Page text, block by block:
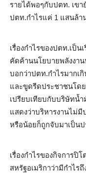
รายได้พอๆกับปตท. เข
ปตท.กำไรแค่ 1 แสนล้า
เรื่องกำไรของปตท.เป็
คัดค้านนโยบายพลังงาน
บอกว่าปตท.กำไรมากเ
และขูดรีดประชาชนโด
เปรียบเทียบกับบริษัทน้
แสดงว่าบริหารงานไม่
หรือน้อยก็ถูกจับมาเป็น
เรื่องกำไรของกิจการปิ
สหรัฐอเมริกาว่ามีกำไร